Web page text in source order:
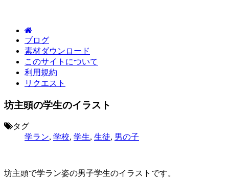
ブログ
素材ダウンロード
このサイトについて
利用規約
リクエスト
坊主頭の学生のイラスト
タグ
学ラン, 学校, 学生, 生徒, 男の子
坊主頭で学ラン姿の男子学生のイラストです。